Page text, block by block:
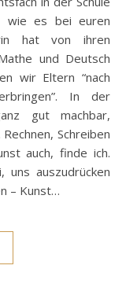
wie es bei euren
hat von ihren
und Deutsch
wir Eltern “nach
In der
gut machbar,
Schreiben
auch, finde ich.
uns auszudrücken
– Kunst…